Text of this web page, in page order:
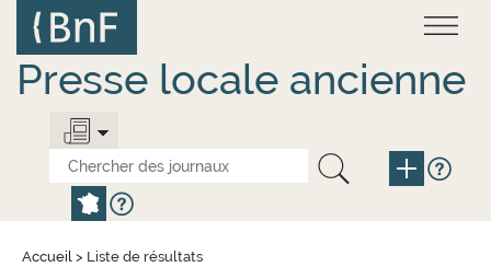
contenu
principal
Presse locale ancienne
Accueil > Liste de résultats
Panneau de gestion des cookies